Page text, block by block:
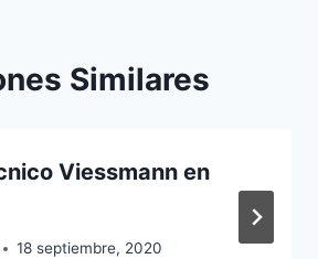
Similares
Viessmann en
18 septiembre, 2020